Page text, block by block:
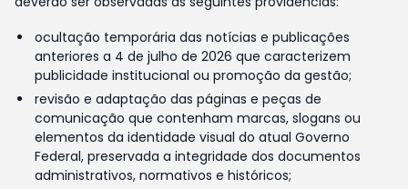
ocultação temporária das notícias e publicações
anteriores a 4 de julho de 2026 que caracterizem
publicidade institucional ou promoção da gestão;
revisão e adaptação das páginas e peças de
comunicação que contenham marcas, slogans ou
elementos da identidade visual do atual Governo
Federal, preservada a integridade dos documentos
administrativos, normativos e históricos;